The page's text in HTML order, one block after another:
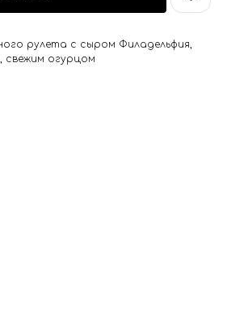
рулета с сыром Филадельфия,
свежим огурцом